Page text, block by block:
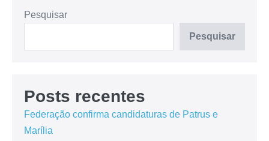
Pesquisar
Pesquisar
Posts recentes
Federação confirma candidaturas de Patrus e
Marília